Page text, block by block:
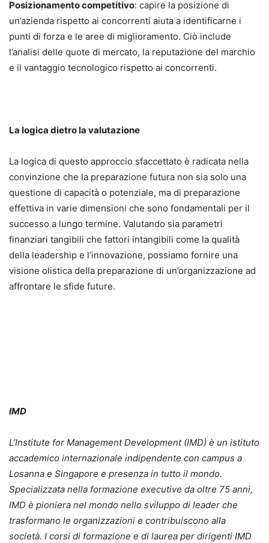
Posizionamento competitivo: capire la posizione di
un’azienda rispetto ai concorrenti aiuta a identificarne i
punti di forza e le aree di miglioramento. Ciò include
l’analisi delle quote di mercato, la reputazione del marchio
e il vantaggio tecnologico rispetto ai concorrenti.
La logica dietro la valutazione
La logica di questo approccio sfaccettato è radicata nella
convinzione che la preparazione futura non sia solo una
questione di capacità o potenziale, ma di preparazione
effettiva in varie dimensioni che sono fondamentali per il
successo a lungo termine. Valutando sia parametri
finanziari tangibili che fattori intangibili come la qualità
della leadership e l’innovazione, possiamo fornire una
visione olistica della preparazione di un’organizzazione ad
affrontare le sfide future.
IMD
L’Institute for Management Development (IMD) è un istituto
accademico internazionale indipendente con campus a
Losanna e Singapore e presenza in tutto il mondo.
Specializzata nella formazione executive da oltre 75 anni,
IMD è pioniera nel mondo nello sviluppo di leader che
trasformano le organizzazioni e contribuiscono alla
società. I corsi di formazione e di laurea per dirigenti IMD